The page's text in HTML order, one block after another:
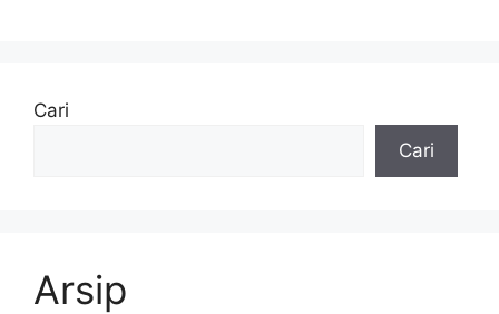
Cari
Cari
Arsip